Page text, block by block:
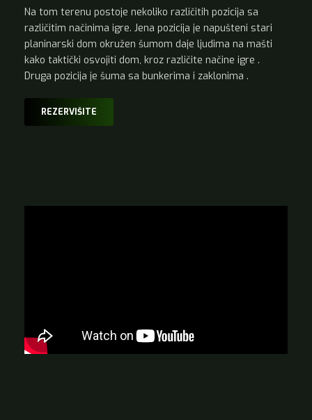
Na tom terenu postoje nekoliko različitih pozicija sa
različitim načinima igre. Jena pozicija je napušteni stari
planinarski dom okružen šumom daje ljudima na mašti
kako taktički osvojiti dom, kroz različite načine igre .
Druga pozicija je šuma sa bunkerima i zaklonima .
REZERVIŠITE